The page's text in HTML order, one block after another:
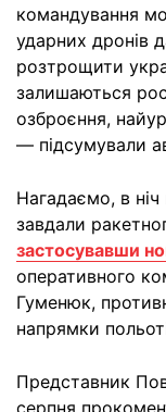
командування
ударних дронів
розтрощити
залишаються
озброєння,
— підсумували
Нагадаємо, в
завдали
застосувавши
оперативного
Гуменюк,
напрямки
Представник
серпня